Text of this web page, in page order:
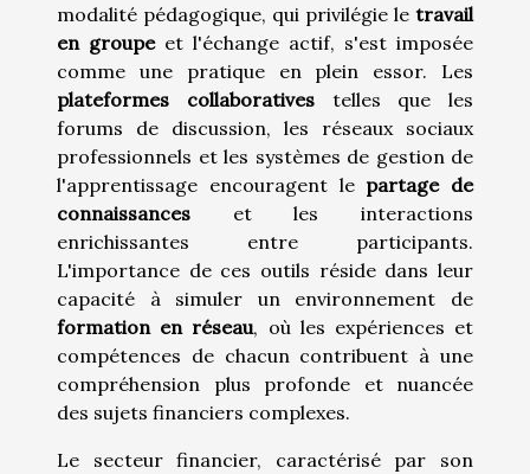
modalité pédagogique, qui privilégie le travail
en groupeet l'échange actif, s'est imposée
comme une pratique en plein essor. Les
plateformes collaborativestelles que les
forums de discussion, les réseaux sociaux
professionnels et les systèmes de gestion de
l'apprentissage encouragent le partage de
connaissances et les interactions
enrichissantes entre participants.
L'importance de ces outils réside dans leur
capacité à simuler un environnement de
formation en réseau, où les expériences et
compétences de chacun contribuent à une
compréhension plus profonde et nuancée
des sujets financiers complexes.
Le secteur financier, caractérisé par son